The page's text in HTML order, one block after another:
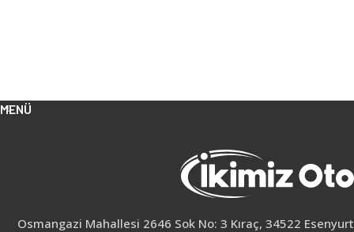
MENÜ
Osmangazi Mahallesi 2646 Sok No: 3 Kıraç, 34522 Esenyurt